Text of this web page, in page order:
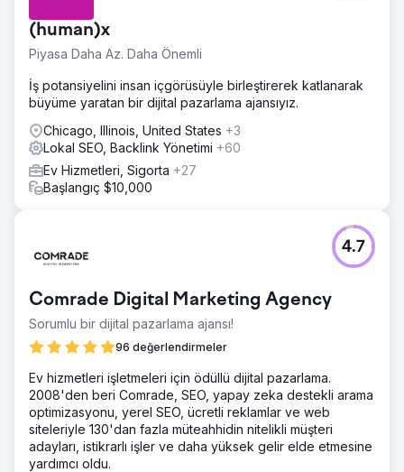
(human)x
Piyasa Daha Az. Daha Önemli
İş potansiyelini insan içgörüsüyle birleştirerek katlanarak
büyüme yaratan bir dijital pazarlama ajansıyız.
Chicago, Illinois, United States +3
Lokal SEO, Backlink Yönetimi +60
Ev Hizmetleri, Sigorta +27
Başlangıç $10,000
Comrade Digital Marketing Agency
Sorumlu bir dijital pazarlama ajansı!
96 değerlendirmeler
4.7
Ev hizmetleri işletmeleri için ödüllü dijital pazarlama.
2008'den beri Comrade, SEO, yapay zeka destekli arama
optimizasyonu, yerel SEO, ücretli reklamlar ve web
siteleriyle 130'dan fazla müteahhidin nitelikli müşteri
adayları, istikrarlı işler ve daha yüksek gelir elde etmesine
yardımcı oldu.